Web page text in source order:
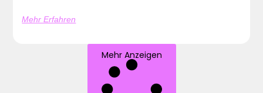
Mehr Erfahren
Mehr Anzeigen